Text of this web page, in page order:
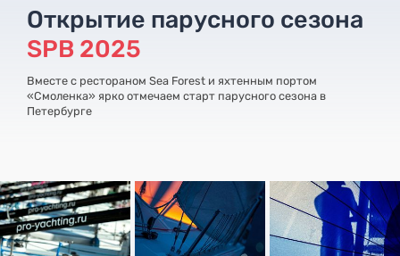
Открытие парусного сезона
SPB 2025
Вместе с рестораном Sea Forest и яхтенным портом
«Смоленка» ярко отмечаем старт парусного сезона в
Петербурге